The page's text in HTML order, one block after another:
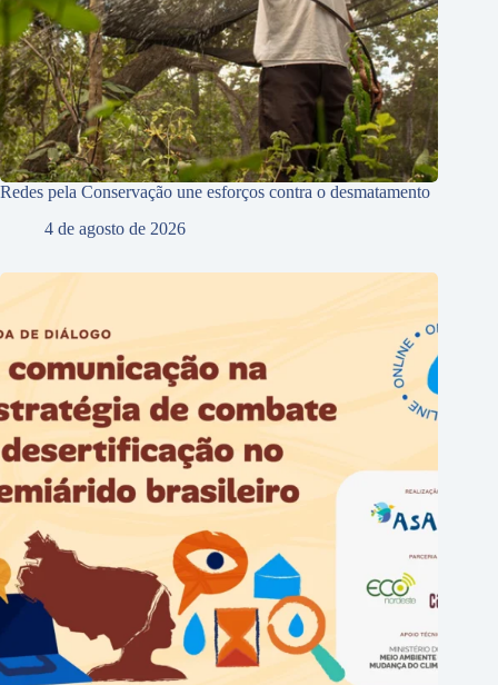
Redes pela Conservação une esforços contra o desmatamento
4 de agosto de 2026